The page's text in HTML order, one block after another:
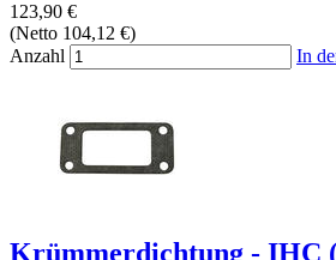
123,90 €
(Netto 104,12 €)
Anzahl
In
Krümmerdichtung - IHC